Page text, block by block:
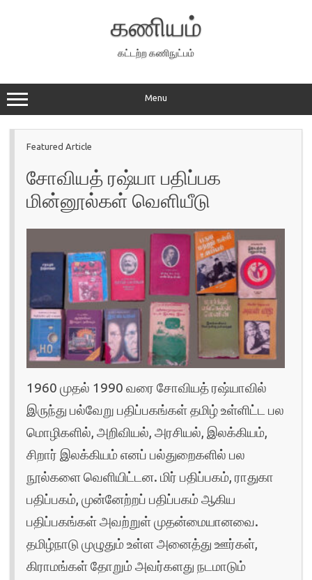
கணியம்
கட்டற்ற கணிநுட்பம்
Menu
Featured Article
சோவியத் ரஷ்யா பதிப்பக
மின்னூல்கள் வெளியீடு
1960 முதல் 1990 வரை சோவியத் ரஷ்யாவில்
இருந்து பல்வேறு பதிப்பகங்கள் தமிழ் உள்ளிட்ட பல
மொழிகளில், அறிவியல், அரசியல், இலக்கியம்,
சிறார் இலக்கியம் எனப் பல்துறைகளில் பல
நூல்களை வெளியிட்டன. மிர் பதிப்பகம், ராதுகா
பதிப்பகம், முன்னேற்றப் பதிப்பகம் ஆகிய
பதிப்பகங்கள் அவற்றுள் முதன்மையானவை.
தமிழ்நாடு முழுதும் உள்ள அனைத்து ஊர்கள்,
கிராமங்கள் தோறும் அவர்களது நடமாடும்